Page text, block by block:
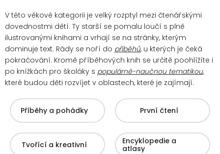
V této věkové kategorii je velký rozptyl mezi čtenářskými
dovednostmi dětí. Ty starší se pomalu loučí s plně
ilustrovanými knihami a vrhají se na stránky, kterým
dominuje text. Rády se noří do příběhů, u kterých je čeká
pokračování. Kromě příběhových knih se určitě poohlížíte i
po knížkách pro školáky s populárně-naučnou tematikou,
které budou děti rozvíjet v oblastech, které je zajímají.
Příběhy a pohádky První čtení
Tvořící a kreativní
Encyklopedie a
atlasy